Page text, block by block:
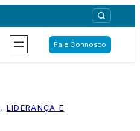
Fale Connosco
, LIDERANÇA E